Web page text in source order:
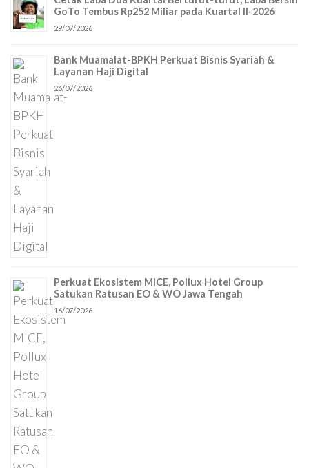
GoTo Tembus Rp252 Miliar pada Kuartal II-2026
29/07/2026
Bank Muamalat-BPKH Perkuat Bisnis Syariah &
Layanan Haji Digital
26/07/2026
Perkuat Ekosistem MICE, Pollux Hotel Group
Satukan Ratusan EO & WO Jawa Tengah
16/07/2026